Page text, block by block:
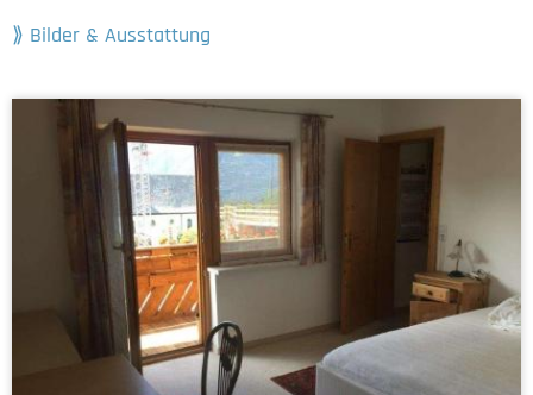
Bilder & Ausstattung